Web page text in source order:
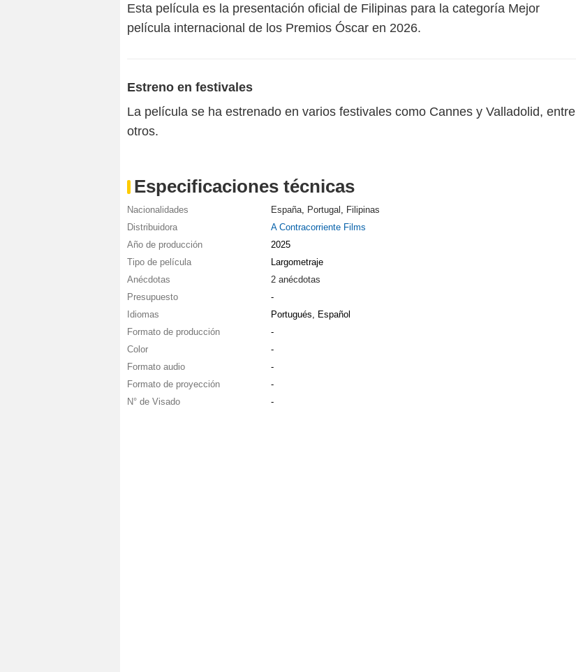
Esta película es la presentación oficial de Filipinas para la categoría Mejor
película internacional de los Premios Óscar en 2026.
Estreno en festivales
La película se ha estrenado en varios festivales como Cannes y Valladolid, entre
otros.
Especificaciones técnicas
Nacionalidades España, Portugal
Filipinas
Distribuidora
A Contracorriente Films
Año de producción
2025
Tipo de película
Largometraje
Anécdotas
2 anécdotas
Presupuesto
-
Idiomas
Portugués, Español
Formato de producción
-
Color
-
Formato audio
-
Formato de proyección
-
N° de Visado
-